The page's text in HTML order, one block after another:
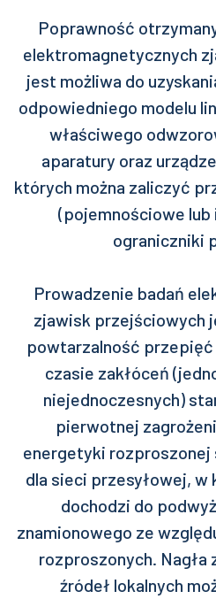
Poprawność
elektromagnetycznych
jest możliwa do
odpowiedniego modelu
właściwego
aparatury oraz
których można zaliczyć
(pojemnościowe lub
ograniczniki
Prowadzenie badań
zjawisk przejściowych
powtarzalność
czasie zakłóceń
niejednoczesnych)
pierwotnej
energetyki
dla sieci przesyłowej,
dochodzi do
znamionowego ze
rozproszonych. Nagła
źródeł lokalnych